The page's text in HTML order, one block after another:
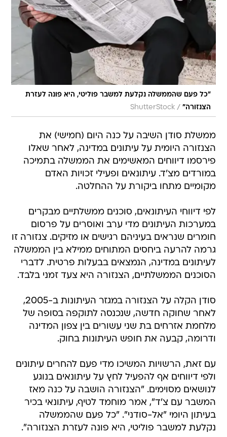
"כל פעם שהממשלה נקלעת למשבר פוליטי, היא פונה לעזרת
הצנזורה" /
ShutterStock
ממשלת סודן השיבה על כנה היום (חמישי) את
הצנזורה היומית על עיתונים במדינה, לאחר שאלו
פירסמו דיווחים המאשימים את הממשלה בתמיכה
במורדים מצ'ד. עיתונאים ופעילי זכויות האדם
מקומיים מתחו ביקורת על ההחלטה.
לפי דיווחי העיתונאים, סוכנים ממשלתיים מבקרים
במערכות העיתונים מדי ערב ואוסרים על פרסום
חומרים שנראים בעיניהם רגישים או מזיקים. צנזורה זו
גרמה להרעה ביחסים המתוחים ממילא בין הממשלה
לעיתונים במדינה, הנמצאים בבעלות פרטית. לדברי
הסוכנים הממשלתיים, הצנזורה היא צעד זמני בלבד.
סודן הקלה על הצנזורה במגזר העיתונות ב-2005,
לאחר שחוקה חדשה, שנכנסה לתוקפה בסופה של
מלחמת אזרחים בת שני עשורים בין צפון המדינה
ודרומה, קבעה את חופש העיתונות בחוק.
עם זאת, הרשויות המשיכו מדי פעם להחרים עיתונים
ולפי דיווחים אף להפעיל לחץ על עיתונאים בנוגע
לנושאים מסוימים. "הצנזורה הושבה על כנה מאז
המשבר עם צ'ד", אמר מוחמד לטיף, עיתונאי בכיר
בעיתון היומי "אל-סודני". "כל פעם שהממשלה
נקלעת למשבר פוליטי, היא פונה לעזרת הצנזורה".